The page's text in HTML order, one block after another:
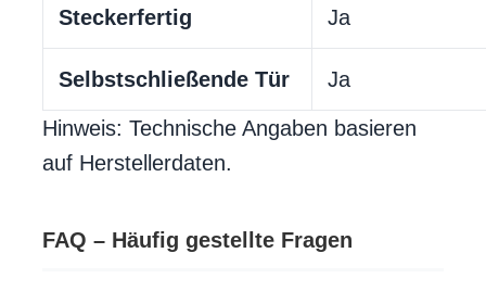
Steckerfertig Ja
Selbstschließende Tür Ja
Hinweis: Technische Angaben basieren
auf Herstellerdaten.
FAQ – Häufig gestellte Fragen